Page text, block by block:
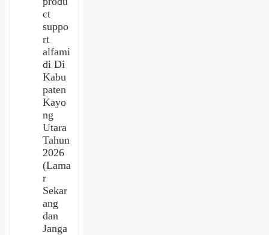
ct
suppo
rt
alfami
di Di
Kabu
paten
Kayo
ng
Utara
Tahun
2026
(Lama
r
Sekar
ang
dan
Janga